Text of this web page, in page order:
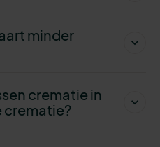
minder
crematie in
crematie?